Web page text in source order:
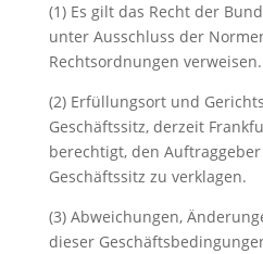
(1) Es gilt das Recht der
unter Ausschluss der
Rechtsordnungen verweisen.
(2) Erfüllungsort und
Geschäftssitz, derzeit
berechtigt, den
Geschäftssitz zu verklagen.
(3) Abweichungen,
dieser